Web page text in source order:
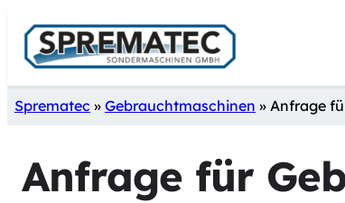
Inhalt
springen
Sprematec » Gebrauchtmaschinen » Anfrage
Anfrage für